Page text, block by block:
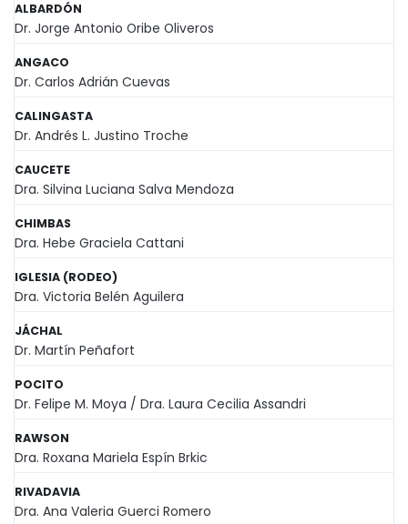
ALBARDÓN
Dr. Jorge Antonio Oribe Oliveros
ANGACO
Dr. Carlos Adrián Cuevas
CALINGASTA
Dr. Andrés L. Justino Troche
CAUCETE
Dra. Silvina Luciana Salva Mendoza
CHIMBAS
Dra. Hebe Graciela Cattani
IGLESIA (RODEO)
Dra. Victoria Belén Aguilera
JÁCHAL
Dr. Martín Peñafort
POCITO
Dr. Felipe M. Moya / Dra. Laura Cecilia Assandri
RAWSON
Dra. Roxana Mariela Espín Brkic
RIVADAVIA
Dra. Ana Valeria Guerci Romero